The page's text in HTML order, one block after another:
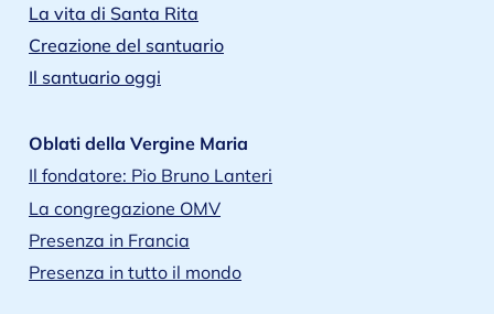
La vita di Santa Rita
Creazione del santuario
Il santuario oggi
Oblati della Vergine Maria
Il fondatore: Pio Bruno Lanteri
La congregazione OMV
Presenza in Francia
Presenza in tutto il mondo